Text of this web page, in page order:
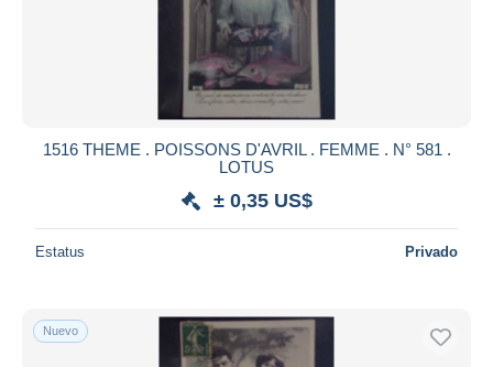
1516 THEME . POISSONS D'AVRIL . FEMME . N° 581 .
LOTUS
± 0,35 US$
Estatus Privado
Nuevo